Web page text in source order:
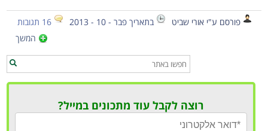
פורסם ע"י אורי שביט בתאריך פבר - 10 - 2013
16 תגובות
המשך
רוצה לקבל עוד מתכונים במייל?